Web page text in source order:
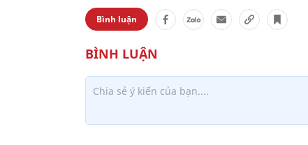
Bình luận